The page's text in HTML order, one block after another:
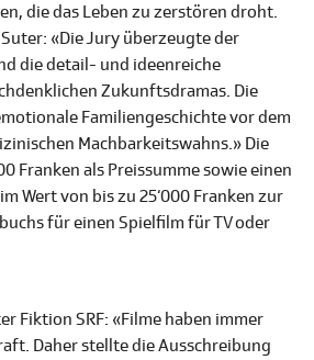
die das Leben zu zerstören droht.
«Die Jury überzeugte der
die detail- und ideenreiche
Zukunftsdramas. Die
Familiengeschichte vor dem
Machbarkeitswahns.» Die
Franken als Preissumme sowie einen
Wert von bis zu 25‘000 Franken zur
für einen Spielfilm für TV oder
Fiktion SRF: «Filme haben immer
Daher stellte die Ausschreibung